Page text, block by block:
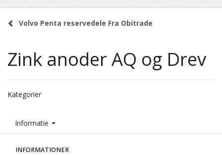
Volvo Penta reservedele Fra Obitrade
Zink anoder AQ og Drev
Kategorier
Informatie
INFORMATIONER